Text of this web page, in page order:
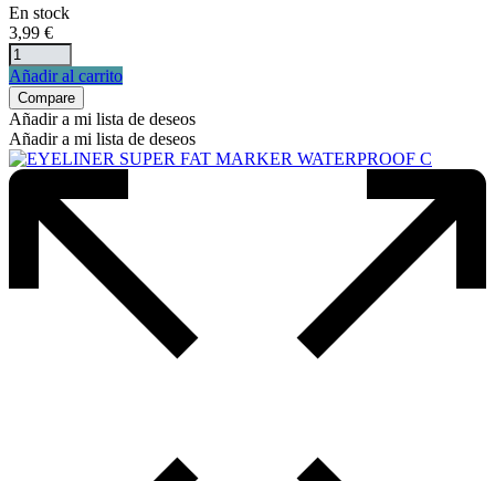
En stock
3,99 €
Añadir al carrito
Compare
Añadir a mi lista de deseos
Añadir a mi lista de deseos